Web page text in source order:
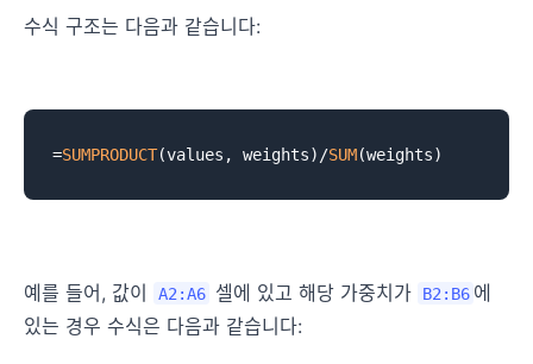
수식 구조는 다음과 같습니다:
=SUMPRODUCT(values, weights)/SUM
예를 들어, 값이 A2:A6 셀에 있고 해당 가중치가 B2:B6 에
있는 경우 수식은 다음과 같습니다: